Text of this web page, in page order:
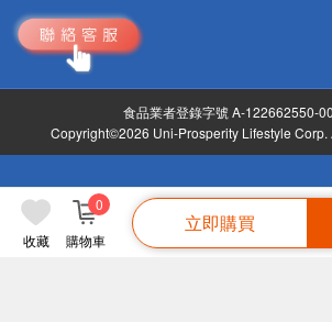
收藏 購物車
0
立即購買
食品業者登錄字號 A-122662550-
Copyright©2026 Uni-Prosperity Lifestyle Corp.